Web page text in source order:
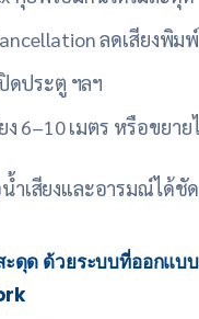
ลดเสียงพิม
ดประตู ฯลฯ
ง 6–10 เมตร หรือขยาย
ำเสียงและอารมณ์ได้ชั
ดุด ด้วยระบบที่ออกแบ